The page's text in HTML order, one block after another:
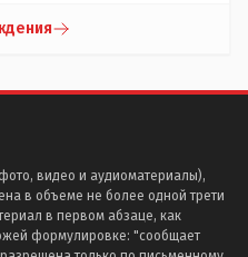
видео и аудиоматериалы),
в объеме не более одной трети
в первом абзаце, как
формулировке: "сообщает